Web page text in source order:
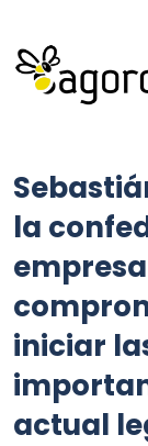
la
iniciar
actual